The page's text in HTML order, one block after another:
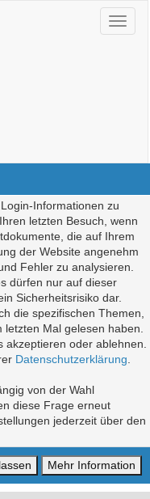
Informationen zu
letzten Besuch, wenn
die auf Ihrem
der Website angenehm
Fehler zu analysieren.
dürfen nur auf dieser
Sicherheitsrisiko dar.
die spezifischen Themen,
Mal gelesen haben.
akzeptieren oder ablehnen.
Datenschutzerklärung
von der Wahl
diese Frage erneut
jederzeit über den